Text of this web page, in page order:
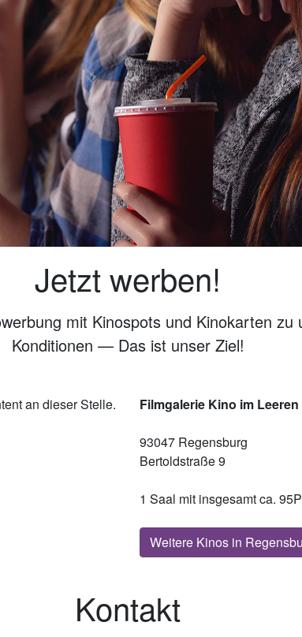
Jetzt werben!
mit Kinospots und Kinokarten zu
Konditionen — Das ist unser Ziel!
an dieser Stelle. Filmgalerie Kino im
93047 Regensburg
Bertoldstraße 9
1 Saal mit insgesamt ca.
Weitere Kinos in
Kontakt